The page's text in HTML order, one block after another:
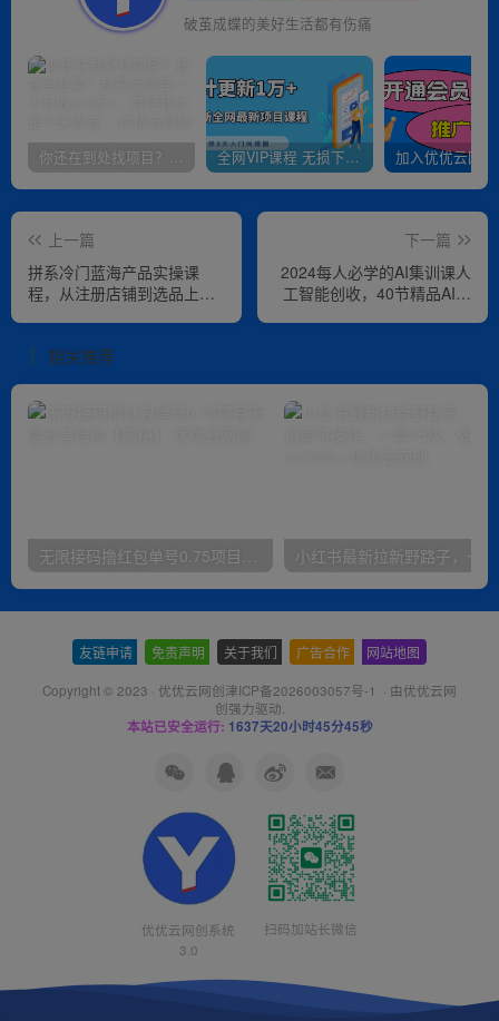
破茧成蝶的美好生活都有伤痛
你还在到处找项目？还在当韭菜？我靠卖项目一个月收入5万+，曾经我也是个失败者。 全网VIP课程 无损下载~
上一篇
拼系冷门蓝海产品实操课
程，从注册店铺到选品上架
下一篇
2024每人必学的AI集训课人
工智能创收，40节精品AI训
相关推荐
无限接码撸红包单号0.75项目无偿分享给你【揭秘】
友链申请 免责声明 关于我们 广告合作 网站地图
Copyright © 2023 · 优优云网创津ICP备2026003057号-1 · 由优优云网
创强力驱动.
本站已安全运行: 1637天20小时45分45秒
优优云网创系统
3.0
扫码加站长微信